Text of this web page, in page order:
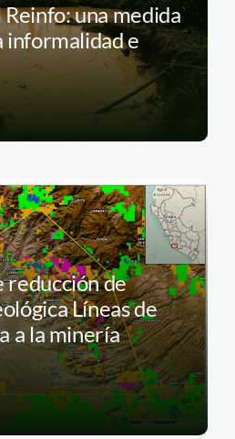
una medida
informalidad e
reducción de
Líneas de
a la minería